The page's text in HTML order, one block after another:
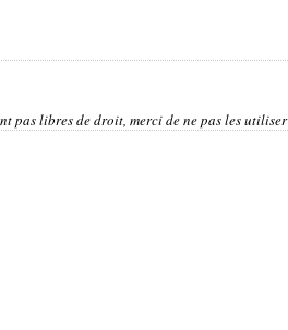
pas libres de droit, merci de ne pas les